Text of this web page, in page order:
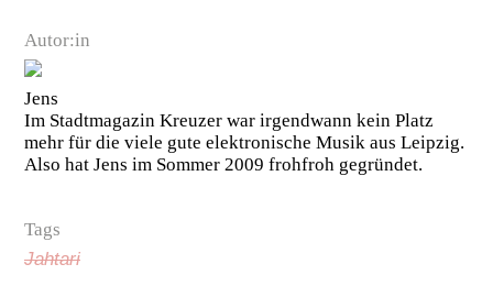
Autor:in
Jens
Im Stadtmagazin Kreuzer war irgendwann kein Platz
mehr für die viele gute elektronische Musik aus Leipzig.
Also hat Jens im Sommer 2009 frohfroh gegründet.
Tags
Jahtari